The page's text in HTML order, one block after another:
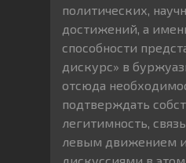
политических,
достижений, а
способности
дискурс» в
отсюда
подтверждать
легитимность,
левым движением